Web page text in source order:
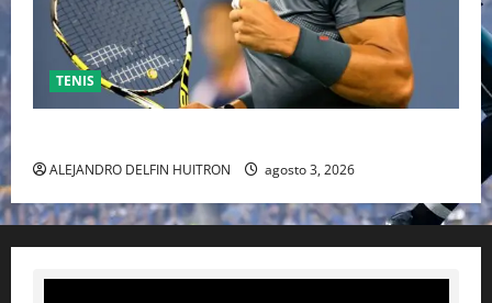
TENIS
ALEJANDRO DELFIN HUITRON agosto 3, 2026